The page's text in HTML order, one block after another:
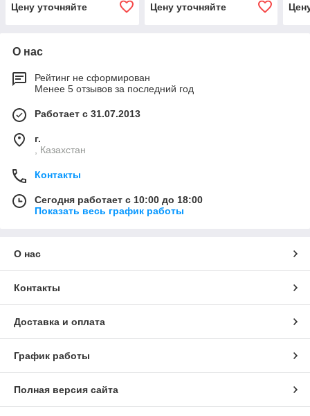
Цену уточняйте
Цену уточняйте
О нас
Рейтинг не сформирован
Менее 5 отзывов за последний год
Работает с 31.07.2013
г.
, Казахстан
Контакты
Сегодня работает с 10:00 до 18:00
Показать весь график работы
О нас
Контакты
Доставка и оплата
График работы
Полная версия сайта